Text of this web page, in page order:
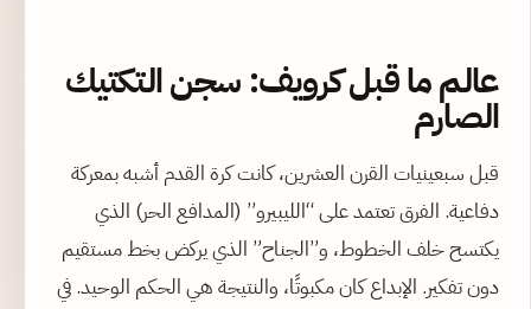
عالم ما قبل كرويف: سجن التكتيك
الصارم
قبل سبعينيات القرن العشرين، كانت كرة القدم أشبه بمعركة
دفاعية. الفرق تعتمد على “الليبيرو” (المدافع الحر) الذي
يكتسح خلف الخطوط، و”الجناح” الذي يركض بخط مستقيم
دون تفكير. الإبداع كان مكبوتًا، والنتيجة هي الحكم الوحيد. في